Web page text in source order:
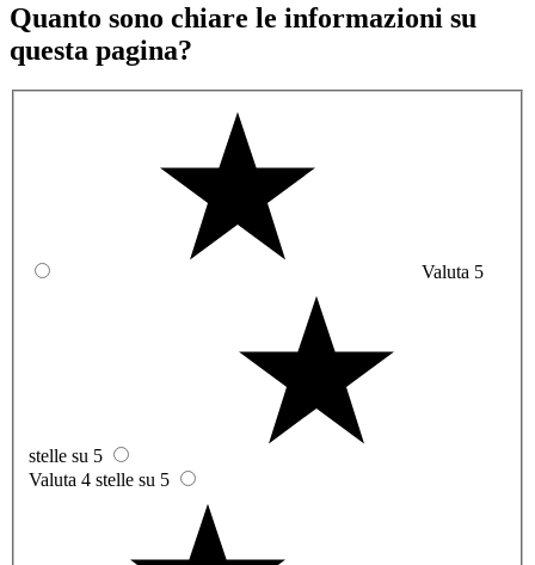
Quanto sono chiare le informazioni su
questa pagina?
Valuta 5
stelle su 5
Valuta 4 stelle su 5